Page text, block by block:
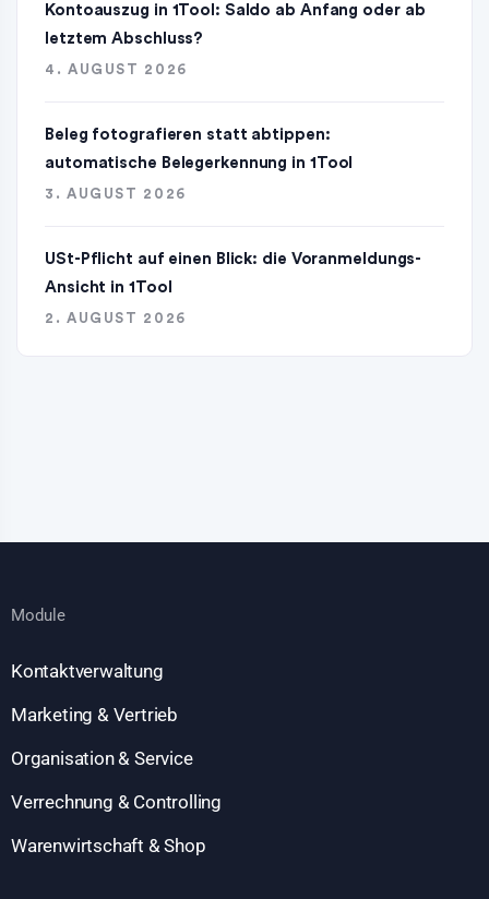
Kontoauszug in 1Tool: Saldo ab Anfang oder ab
letztem Abschluss?
4. AUGUST 2026
Beleg fotografieren statt abtippen:
automatische Belegerkennung in 1Tool
3. AUGUST 2026
USt-Pflicht auf einen Blick: die Voranmeldungs-
Ansicht in 1Tool
2. AUGUST 2026
Module
Kontaktverwaltung
Marketing & Vertrieb
Organisation & Service
Verrechnung & Controlling
Warenwirtschaft & Shop